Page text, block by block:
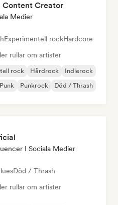
Content Creator
Medier
Experimentell rockHardcore
rullar om artister
rock Hårdrock
Indierock
Punkrock Död / Thrash
I Sociala Medier
Död / Thrash
rullar om artister